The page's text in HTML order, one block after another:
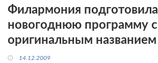
Филармония подготовила
новогоднюю программу с
оригинальным названием
14.12.2009